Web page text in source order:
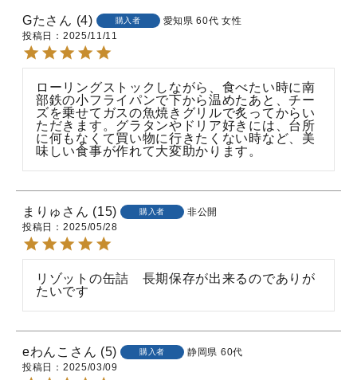
Gた 4 購入者 愛知県 60代 女性
投稿日
2025/11/11
ローリングストックしながら、食べたい時に南
部鉄の小フライパンで下から温めたあと、チー
ズを乗せてガスの魚焼きグリルで炙ってからい
ただきます。グラタンやドリア好きには、台所
に何もなくて買い物に行きたくない時など、美
味しい食事が作れて大変助かります。
まりゅ 15 購入者
非公開
投稿日
2025/05/28
リゾットの缶詰　長期保存が出来るのでありが
たいです
eわんこ 5 購入者 静岡県 60代
投稿日
2025/03/09